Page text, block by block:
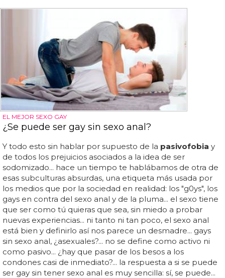
EL MEJOR SEXO GAY
¿Se puede ser gay sin sexo anal?
Y todo esto sin hablar por supuesto de la pasivofobia y
de todos los prejuicios asociados a la idea de ser
sodomizado... hace un tiempo te hablábamos de otra de
esas subculturas absurdas, una etiqueta más usada por
los medios que por la sociedad en realidad: los "g0ys", los
gays en contra del sexo anal y de la pluma... el sexo tiene
que ser como tú quieras que sea, sin miedo a probar
nuevas experiencias... ni tanto ni tan poco, el sexo anal
está bien y definirlo así nos parece un desmadre... gays
sin sexo anal, ¿asexuales?... no se define como activo ni
como pasivo... ¿hay que pasar de los besos a los
condones casi de inmediato?... la respuesta a si se puede
ser gay sin tener sexo anal es muy sencilla: sí, se puede...